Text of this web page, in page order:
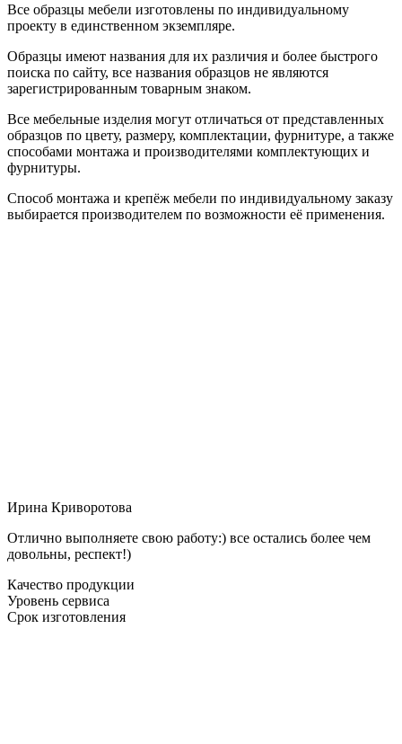
Все образцы мебели изготовлены по индивидуальному
проекту в единственном экземпляре.
Образцы имеют названия для их различия и более быстрого
поиска по сайту, все названия образцов не являются
зарегистрированным товарным знаком.
Все мебельные изделия могут отличаться от представленных
образцов по цвету, размеру, комплектации, фурнитуре, а также
способами монтажа и производителями комплектующих и
фурнитуры.
Способ монтажа и крепёж мебели по индивидуальному заказу
выбирается производителем по возможности её применения.
Ирина Криворотова
Отлично выполняете свою работу:) все остались более чем
довольны, респект!)
Качество продукции
Уровень сервиса
Срок изготовления